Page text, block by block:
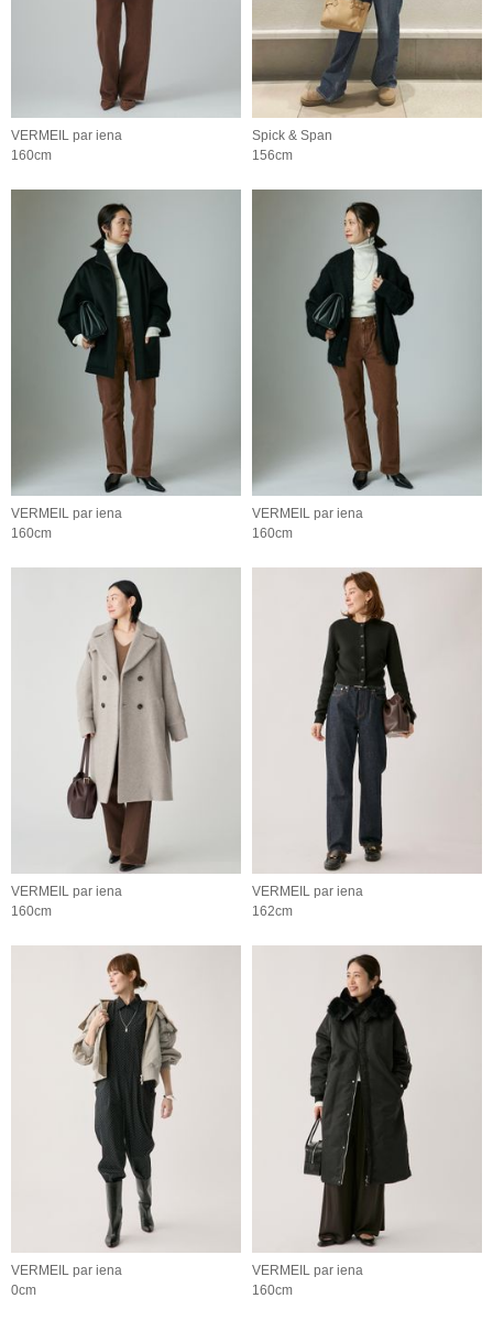
VERMEIL par iena
160cm
Spick & Span
156cm
VERMEIL par iena
160cm
VERMEIL par iena
160cm
VERMEIL par iena
160cm
VERMEIL par iena
162cm
VERMEIL par iena
0cm
VERMEIL par iena
160cm